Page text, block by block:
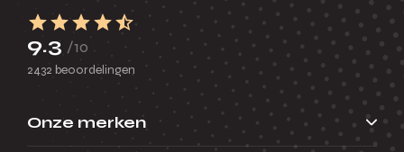
9.3 /10
2432 beoordelingen
Onze merken